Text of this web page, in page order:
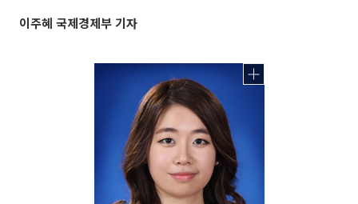
이주혜 국제경제부 기자